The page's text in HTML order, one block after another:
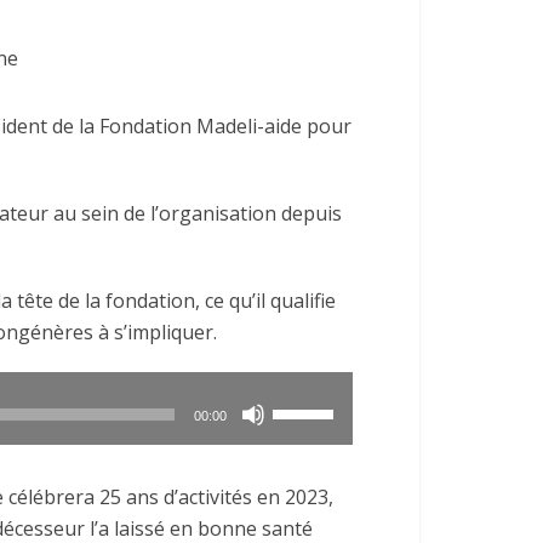
de la Fondation Madeli-aide pour
au sein de l’organisation depuis
de la fondation, ce qu’il qualifie
à s’impliquer.
00:00
haut/bas
pour
25 ans d’activités en 2023,
l’a laissé en bonne santé